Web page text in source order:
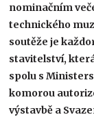
nominačním
technického
soutěže je
stavitelství,
spolu s
komorou
výstavbě a